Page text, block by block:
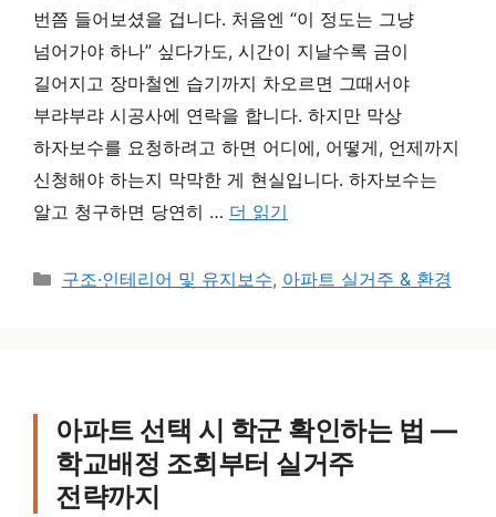
번쯤 들어보셨을 겁니다. 처음엔 “이 정도는 그냥
넘어가야 하나” 싶다가도, 시간이 지날수록 금이
길어지고 장마철엔 습기까지 차오르면 그때서야
부랴부랴 시공사에 연락을 합니다. 하지만 막상
하자보수를 요청하려고 하면 어디에, 어떻게, 언제까지
신청해야 하는지 막막한 게 현실입니다. 하자보수는
알고 청구하면 당연히 … 더 읽기
카테고리
구조·인테리어 및 유지보수, 아파트 실거주 & 환경
아파트 선택 시 학군 확인하는 법 —
학교배정 조회부터 실거주
전략까지